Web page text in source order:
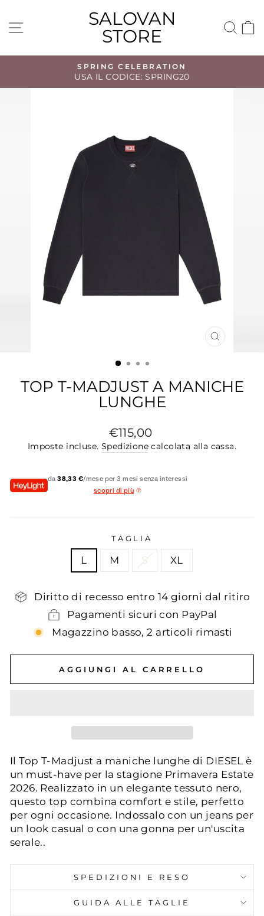
direttamente
NAVIGAZIONE DEL SITO
SALOVAN
STORE
Metti
SPRING CELEBRATION
USA IL CODICE: SPRING20
CHIUDI
TOP T-MADJUST A MANICHE
LUNGHE
Prezzo
di
€115,00
Imposte incluse. Spedizione calcolata alla cassa.
da38,33 €/mese per 3 mesi senza interessi
scopri di più
TAGLIA
L M S XL
Diritto di recesso entro 14 giorni dal ritiro
Pagamenti sicuri con PayPal
Magazzino basso, 2 articoli rimasti
AGGIUNGI AL CARRELLO
Il Top T-Madjust a maniche lunghe di DIESEL è
un must-have per la stagione Primavera Estate
2026. Realizzato in un elegante tessuto nero,
questo top combina comfort e stile, perfetto
per ogni occasione. Indossalo con un jeans per
un look casual o con una gonna per un'uscita
serale..
SPEDIZIONI E RESO
GUIDA ALLE TAGLIE